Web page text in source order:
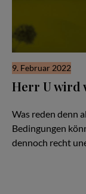
9. Februar 2022
Herr U wird
Was reden denn
Bedingungen
dennoch recht